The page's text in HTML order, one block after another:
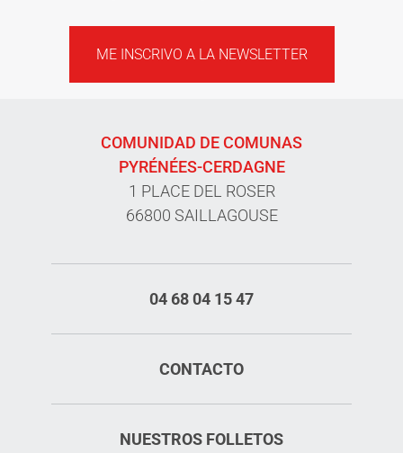
ME INSCRIVO A LA NEWSLETTER
COMUNIDAD DE COMUNAS
PYRÉNÉES-CERDAGNE
1 PLACE DEL ROSER
66800 SAILLAGOUSE
04 68 04 15 47
CONTACTO
NUESTROS FOLLETOS